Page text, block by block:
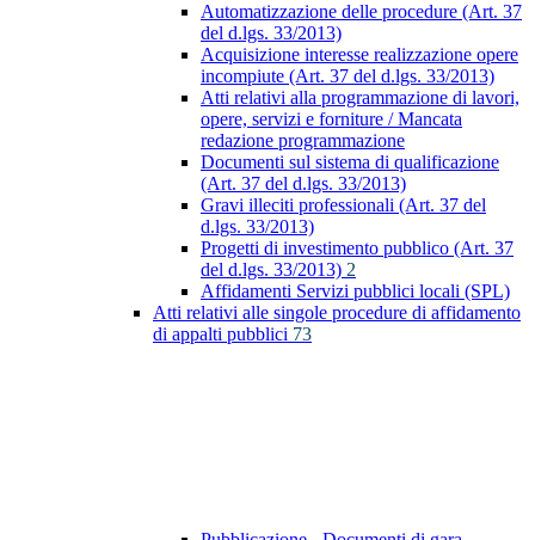
Automatizzazione delle procedure (Art. 37
del d.lgs. 33/2013)
Acquisizione interesse realizzazione opere
incompiute (Art. 37 del d.lgs. 33/2013)
Atti relativi alla programmazione di lavori,
opere, servizi e forniture / Mancata
redazione programmazione
Documenti sul sistema di qualificazione
(Art. 37 del d.lgs. 33/2013)
Gravi illeciti professionali (Art. 37 del
d.lgs. 33/2013)
Progetti di investimento pubblico (Art. 37
del d.lgs. 33/2013) 2
Affidamenti Servizi pubblici locali (SPL)
Atti relativi alle singole procedure di affidamento
di appalti pubblici 73